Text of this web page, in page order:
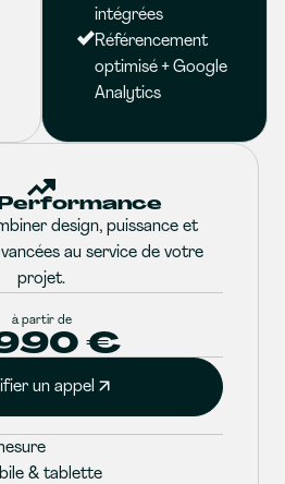
intégrées
Référencement
optimisé + Google
Analytics
design, puissance et
au service de votre
projet.
à partir de
€
un appel
& tablette